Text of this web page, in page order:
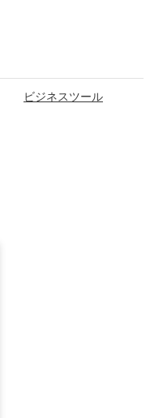
ビジネスツール